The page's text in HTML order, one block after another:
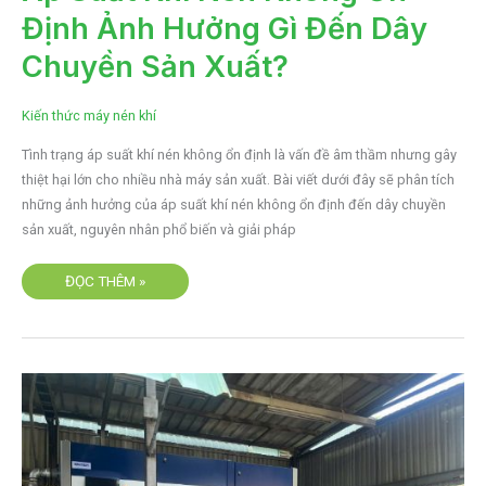
Định Ảnh Hưởng Gì Đến Dây
Chuyền Sản Xuất?
Kiến thức máy nén khí
Tình trạng áp suất khí nén không ổn định là vấn đề âm thầm nhưng gây
thiệt hại lớn cho nhiều nhà máy sản xuất. Bài viết dưới đây sẽ phân tích
những ảnh hưởng của áp suất khí nén không ổn định đến dây chuyền
sản xuất, nguyên nhân phổ biến và giải pháp
KHÍ
NÉN
KHÔNG
ĐỊNH
ẢNH
ĐẾN
CHUYỀN
SẢN
XUẤT?
ĐỌC THÊM »